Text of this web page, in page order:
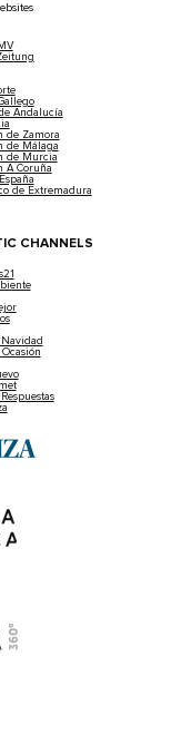
Andalucía
de Zamora
de Málaga
de Murcia
A Coruña
de Extremadura
CHANNELS